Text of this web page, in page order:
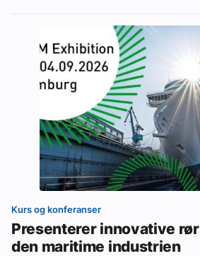
Kurs og konferanser
Presenterer innovative
den maritime industrien